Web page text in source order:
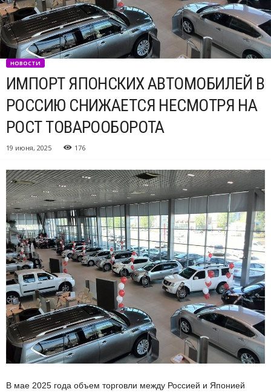
НОВОСТИ
ИМПОРТ ЯПОНСКИХ АВТОМОБИЛЕЙ В
РОССИЮ СНИЖАЕТСЯ НЕСМОТРЯ НА
РОСТ ТОВАРООБОРОТА
19 июня, 2025 176
В мае 2025 года объем торговли между Россией и Японией